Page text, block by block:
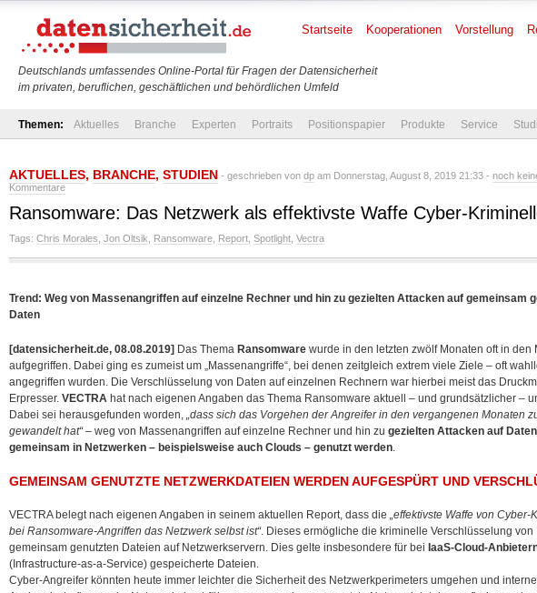
Deutschlands umfassendes Online-Portal für Fragen der Datensicherheit
im privaten, beruflichen, geschäftlichen und behördlichen Umfeld
Startseite Kooperationen Vorstellung
Themen: Aktuelles Branche Experten Portraits Positionspapier Produkte Service
AKTUELLES, BRANCHE, STUDIEN - geschrieben von dp am Donnerstag, August 8, 2019 21:33 - noch
Kommentare
Ransomware: Das Netzwerk als effektivste Waffe Cyber-
Tags: Chris Morales Jon Oltsik Ransomware Report Spotlight Vectra
Trend: Weg von Massenangriffen auf einzelne Rechner und hin zu gezielten Attacken auf gemeinsam
Daten
[datensicherheit.de, 08.08.2019] Das Thema Ransomware wurde in den letzten zwölf Monaten oft in den
aufgegriffen. Dabei ging es zumeist um „Massenangriffe“, bei denen zeitgleich extrem viele Ziele – oft
angegriffen wurden. Die Verschlüsselung von Daten auf einzelnen Rechnern war hierbei meist das
Erpresser. VECTRA hat nach eigenen Angaben das Thema Ransomware aktuell – und grundsätzlicher –
Dabei sei herausgefunden worden, „dass sich das Vorgehen der Angreifer in den vergangenen Monaten
gewandelt hat“– weg von Massenangriffen auf einzelne Rechner und hin zu gezielten Attacken auf
gemeinsam in Netzwerken – beispielsweise auch Clouds – genutzt werden.
GEMEINSAM GENUTZTE NETZWERKDATEIEN WERDEN AUFGESPÜRT UND
VECTRA belegt nach eigenen Angaben in seinem aktuellen Report, dass die „effektivste Waffe von Cyber-
bei Ransomware-Angriffen das Netzwerk selbst ist“. Dieses ermögliche die kriminelle Verschlüsselung von
gemeinsam genutzten Dateien auf Netzwerkservern. Dies gelte insbesondere für bei IaaS-Cloud-
(Infrastructure-as-a-Service) gespeicherte Dateien.
Cyber-Angreifer könnten heute immer leichter die Sicherheit des Netzwerkperimeters umgehen und interne